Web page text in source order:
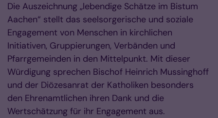
Die Auszeichnung „lebendige Schätze im Bistum
Aachen“ stellt das seelsorgerische und soziale
Engagement von Menschen in kirchlichen
Initiativen, Gruppierungen, Verbänden und
Pfarrgemeinden in den Mittelpunkt. Mit dieser
Würdigung sprechen Bischof Heinrich Mussinghoff
und der Diözesanrat der Katholiken besonders
den Ehrenamtlichen ihren Dank und die
Wertschätzung für ihr Engagement aus.